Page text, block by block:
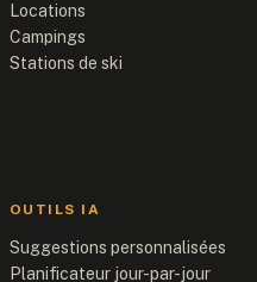
Locations
Campings
Stations de ski
OUTILS IA
Suggestions personnalisées
Planificateur jour-par-jour